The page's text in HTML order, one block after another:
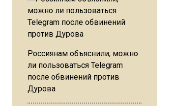
Россиянам объяснили, можно
ли пользоваться Telegram
после обвинений против
Дурова